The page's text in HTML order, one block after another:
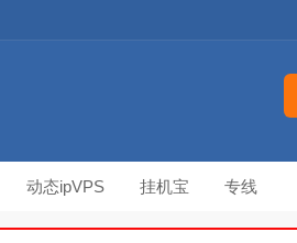
动态ipVPS 挂机宝 专线